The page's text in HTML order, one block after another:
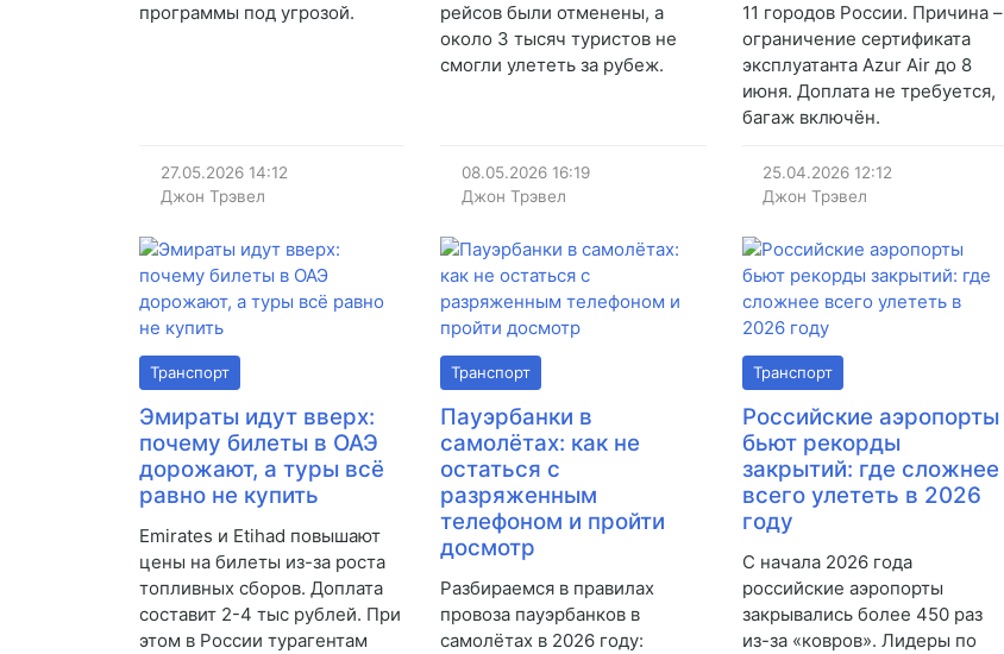
программы под угрозой.
27.05.2026 14:12
Джон Трэвел
рейсов были отменены, а
около 3 тысяч туристов не
смогли улететь за рубеж.
08.05.2026 16:19
Джон Трэвел
11 городов России. Причина –
ограничение сертификата
эксплуатанта Azur Air до 8
июня. Доплата не требуется,
багаж включён.
25.04.2026 12:12
Джон Трэвел
Транспорт
Эмираты идут вверх:
почему билеты в ОАЭ
дорожают, а туры всё
равно не купить
Emirates и Etihad повышают
цены на билеты из-за роста
топливных сборов. Доплата
составит 2-4 тыс рублей. При
этом в России турагентам
Транспорт
Пауэрбанки в
самолётах: как не
остаться с
разряженным
телефоном и пройти
досмотр
Разбираемся в правилах
провоза пауэрбанков в
самолётах в 2026 году:
Транспорт
Российские аэропорты
бьют рекорды
закрытий: где сложнее
всего улететь в 2026
году
С начала 2026 года
российские аэропорты
закрывались более 450 раз
из-за «ковров». Лидеры по